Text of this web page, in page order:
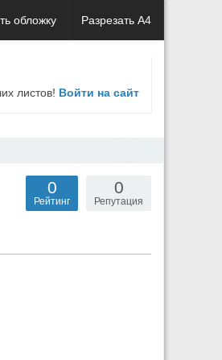
обложку Разрезать А4
листов! Войти на сайт
0
Репутация
0
Рейтинг